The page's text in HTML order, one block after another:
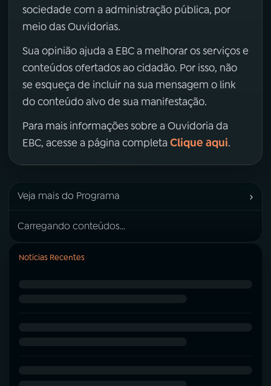
sociedade com a administração pública, por
meio das Ouvidorias.
Sua opinião ajuda a EBC a melhorar os serviços e
conteúdos ofertados ao cidadão. Por isso, não
se esqueça de incluir na sua mensagem o link
do conteúdo alvo de sua manifestação.
Para mais informações sobre a Ouvidoria da
EBC, acesse a página completa Clique aqui.
Veja mais do Programa ›
Carregando conteúdos...
Notícias Recentes